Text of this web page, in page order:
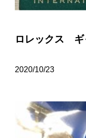
ロレックス ギ
2020/10/23